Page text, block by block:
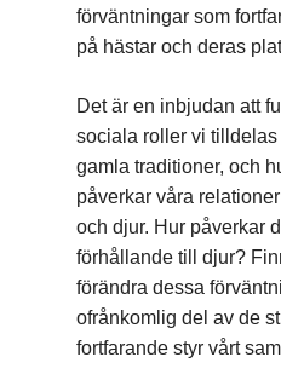
förväntningar som
på hästar och deras
Det är en inbjudan att
sociala roller vi
gamla traditioner, och
påverkar våra
och djur. Hur påverkar
förhållande till djur?
förändra dessa
ofrånkomlig del av de
fortfarande styr vårt